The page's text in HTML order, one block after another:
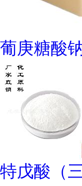
葡庚糖酸
特戊酸（